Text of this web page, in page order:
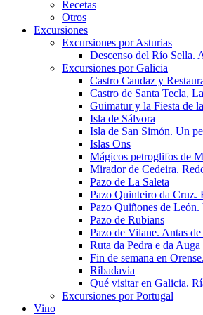
Recetas
Otros
Excursiones
Excursiones por Asturias
Descenso del Río Sella.
Excursiones por Galicia
Castro Candaz y
Castro de Santa Tecla,
Guimatur y la Fiesta de
Isla de Sálvora
Isla de San Simón. Un
Islas Ons
Mágicos petroglifos de
Mirador de Cedeira.
Pazo de La Saleta
Pazo Quinteiro da Cruz.
Pazo Quiñones de
Pazo de Rubians
Pazo de Vilane. Antas
Ruta da Pedra e da Auga
Fin de semana en
Ribadavia
Qué visitar en Galicia.
Excursiones por Portugal
Vino